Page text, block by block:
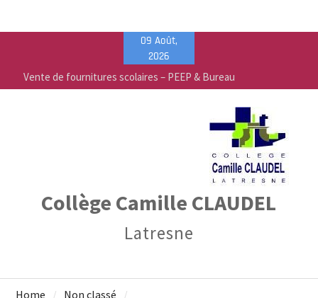
content
09 Août,
2026
Vente de fournitures scolaires – PEEP & Bureau
Vallée
Liste des fournitures 2026-2027 – Collège Camille
Collège Camille CLAUDEL
Latresne
Home
Non classé